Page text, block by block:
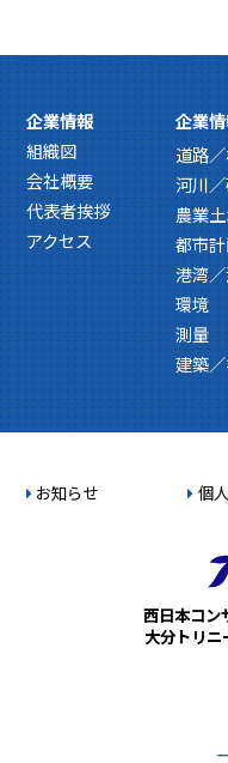
企業情報
組織図
会社概要
代表者挨拶
アクセス
企業
道路
河川
農業
都市
港湾
環境
測量
建築
お知らせ 個
西日本コン
大分トリニ